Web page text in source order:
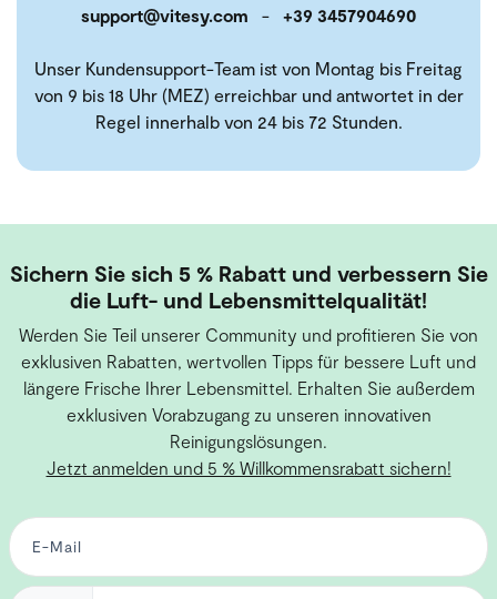
support@vitesy.com - +39 3457904690
Unser Kundensupport-Team ist von Montag bis Freitag
von 9 bis 18 Uhr (MEZ) erreichbar und antwortet in der
Regel innerhalb von 24 bis 72 Stunden.
Sichern Sie sich 5 % Rabatt und verbessern Sie
die Luft- und Lebensmittelqualität!
Werden Sie Teil unserer Community und profitieren Sie von
exklusiven Rabatten, wertvollen Tipps für bessere Luft und
längere Frische Ihrer Lebensmittel. Erhalten Sie außerdem
exklusiven Vorabzugang zu unseren innovativen
Reinigungslösungen.
Jetzt anmelden und 5 % Willkommensrabatt sichern!